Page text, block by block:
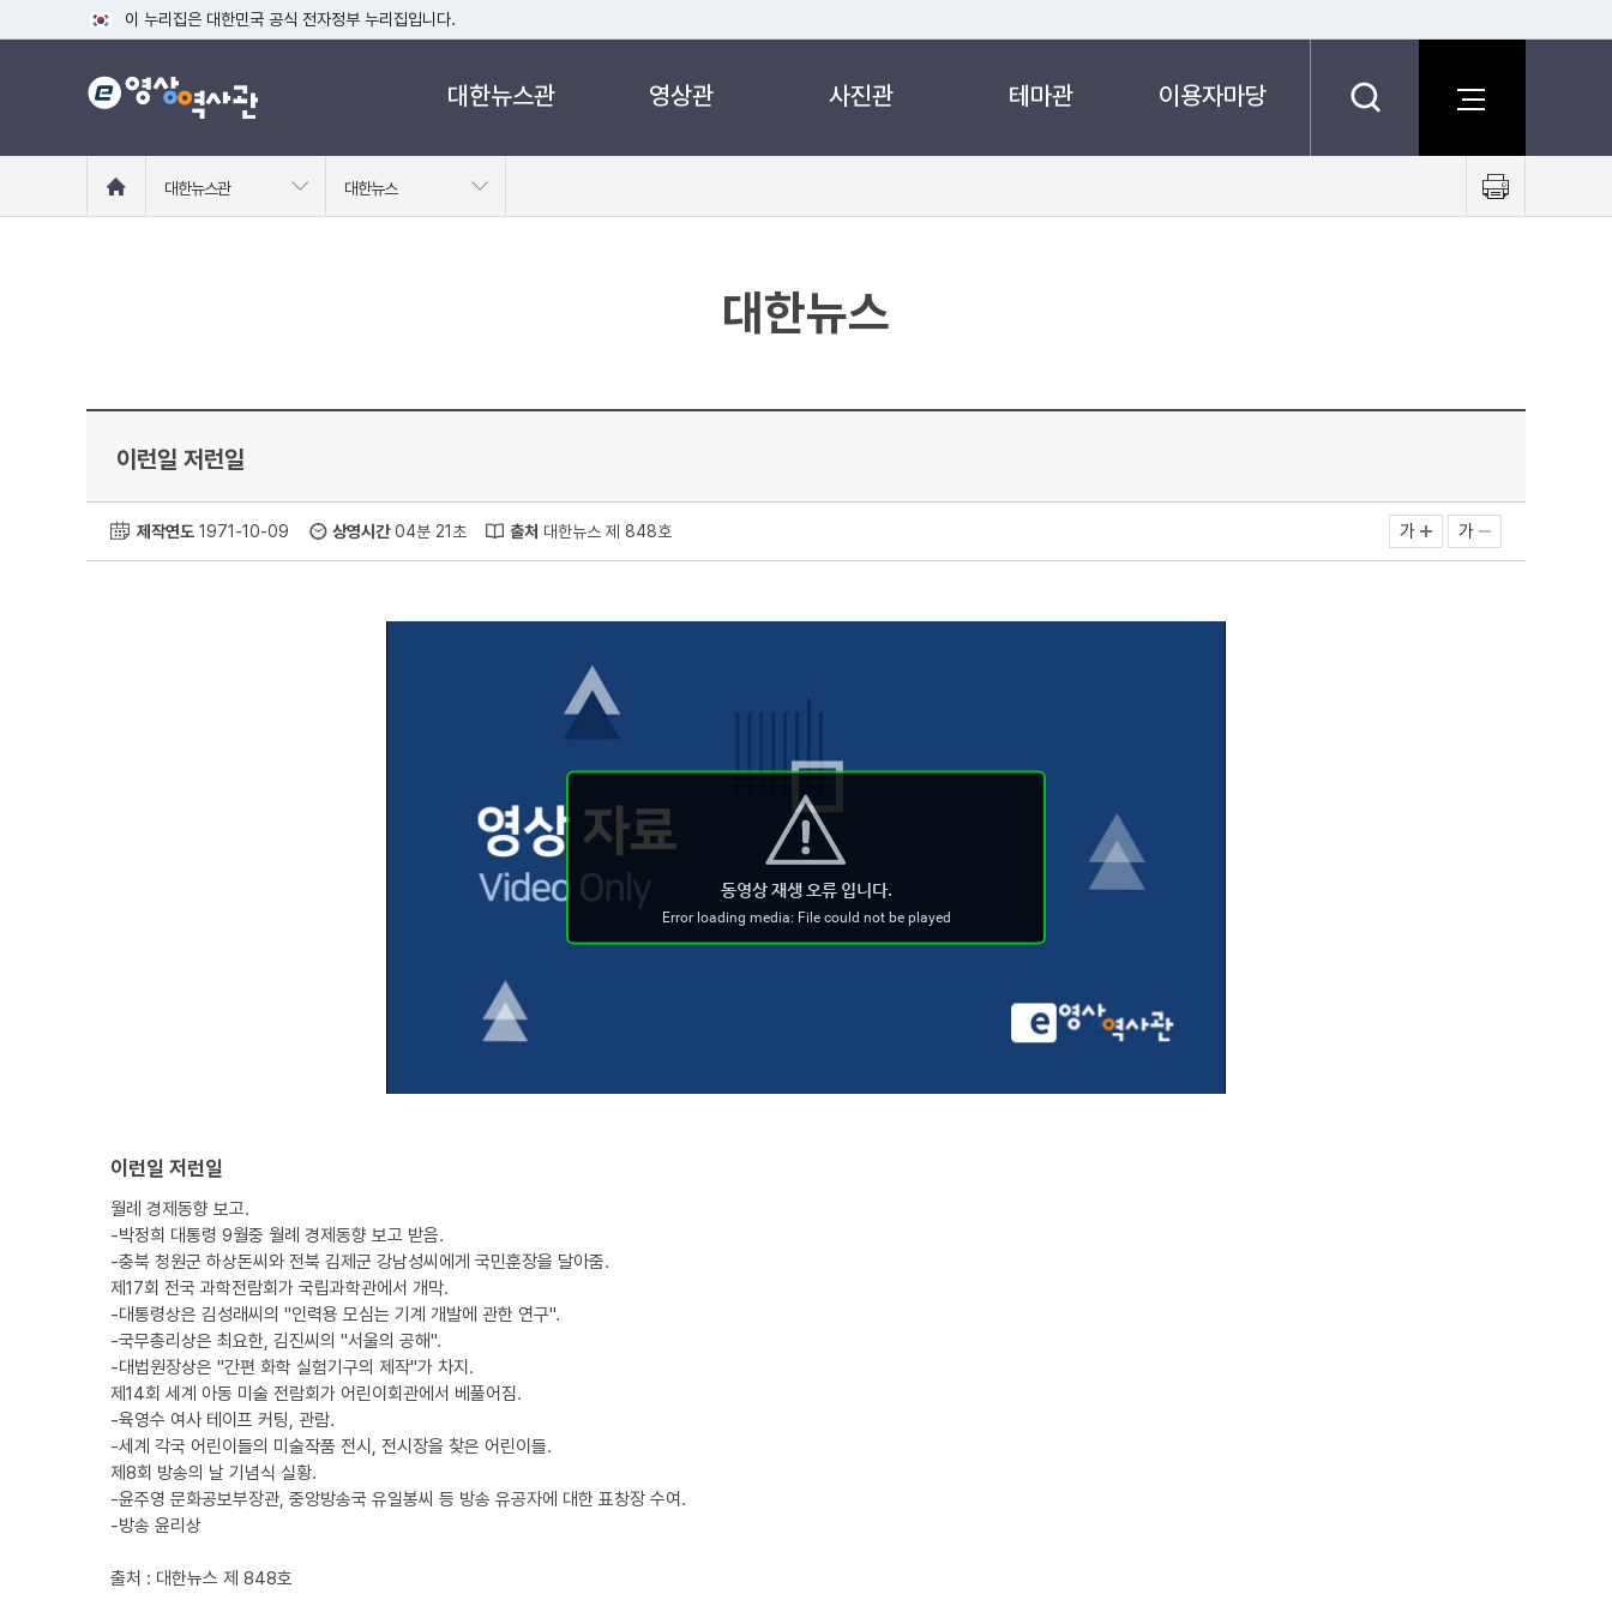
이 누리집은 대한민국 공식 전자정부 누리집입니다.
공식 누리집 주소 확인하기
go.kr 주소를 사용하는 누리집은 대한민국 정부기관이 관리하는 누리집입니다.
대한뉴스관 영상관 사진관 테마관 이용자마당
로
대한뉴스관 대한뉴스
트
대한뉴스
이런일 저런일
제작연도 1971-10-09 상영시간04분 21초 출처 대한뉴스 제 848호 가 가
이런일 저런일
월례 경제동향 보고.
-박정희 대통령 9월중 월례 경제동향 보고 받음.
-충북 청원군 하상돈씨와 전북 김제군 강남성씨에게 국민훈장을 달아줌.
제17회 전국 과학전람회가 국립과학관에서 개막.
-대통령상은 김성래씨의 "인력용 모심는 기계 개발에 관한 연구".
-국무총리상은 최요한, 김진씨의 "서울의 공해".
-대법원장상은 "간편 화학 실험기구의 제작"가 차지.
제14회 세계 아동 미술 전람회가 어린이회관에서 베풀어짐.
-육영수 여사 테이프 커팅, 관람.
-세계 각국 어린이들의 미술작품 전시, 전시장을 찾은 어린이들.
제8회 방송의 날 기념식 실황.
-윤주영 문화공보부장관, 중앙방송국 유일봉씨 등 방송 유공자에 대한 표창장 수여.
-방송 윤리상
출처 : 대한뉴스 제 848호